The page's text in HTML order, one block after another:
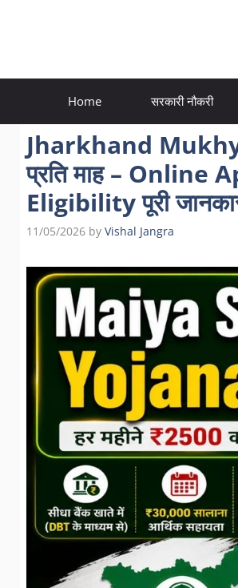
Home सरकारी नौकरी
Jharkhand
प्रति माह –
Eligibility पूरी
11/05/2026 by Vishal Jangra